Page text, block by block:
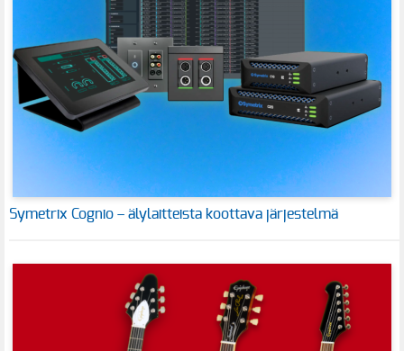
Symetrix Cognio – älylaitteista koottava järjestelmä